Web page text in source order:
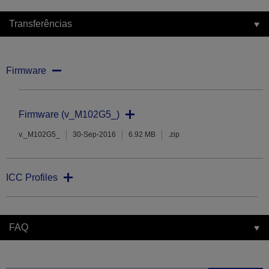
Transferências
Firmware
Firmware (v_M102G5_)
v._M102G5_ 30-Sep-2016 6.92 MB .zip
ICC Profiles
FAQ